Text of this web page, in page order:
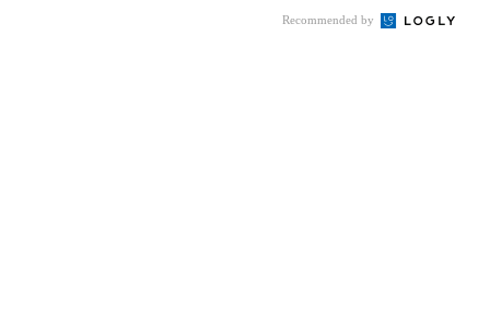
Recommended by